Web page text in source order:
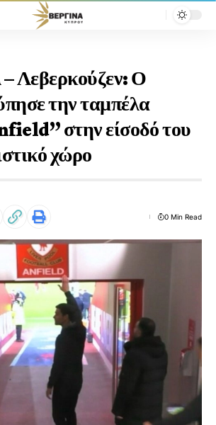
Λεβερκούζεν: Ο
την ταμπέλα
στην είσοδό του
χώρο
0 Min Read